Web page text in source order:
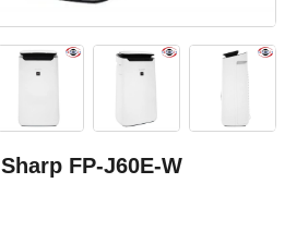
FP-J60E-W